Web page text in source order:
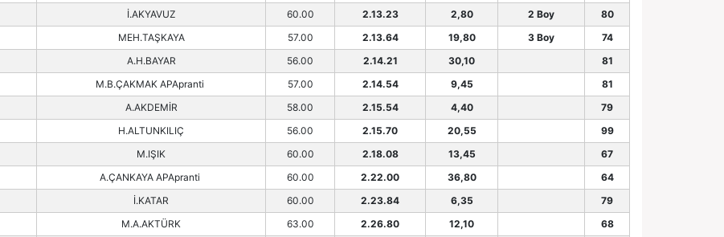
İ.AKYAVUZ 60.00 2.13.23 2,80 2 Boy
80
MEH.TAŞKAYA 57.00 2.13.64 19,80 3 Boy
74
A.H.BAYAR 56.00 2.14.21 30,10
81
M.B.ÇAKMAK APApranti 57.00 2.14.54 9,45
81
A.AKDEMİR 58.00 2.15.54 4,40
79
H.ALTUNKILIÇ 56.00 2.15.70 20,55
99
M.IŞIK 60.00 2.18.08 13,45
67
A.ÇANKAYA APApranti 60.00 2.22.00 36,80
64
İ.KATAR 60.00 2.23.84 6,35
79
M.A.AKTÜRK 63.00 2.26.80 12,10
68